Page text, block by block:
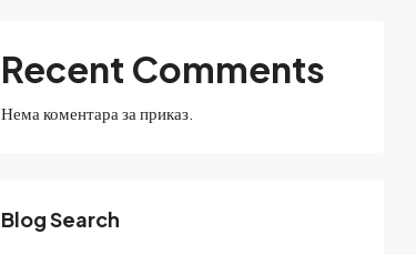
Recent Comments
Нема коментара за приказ.
Blog Search